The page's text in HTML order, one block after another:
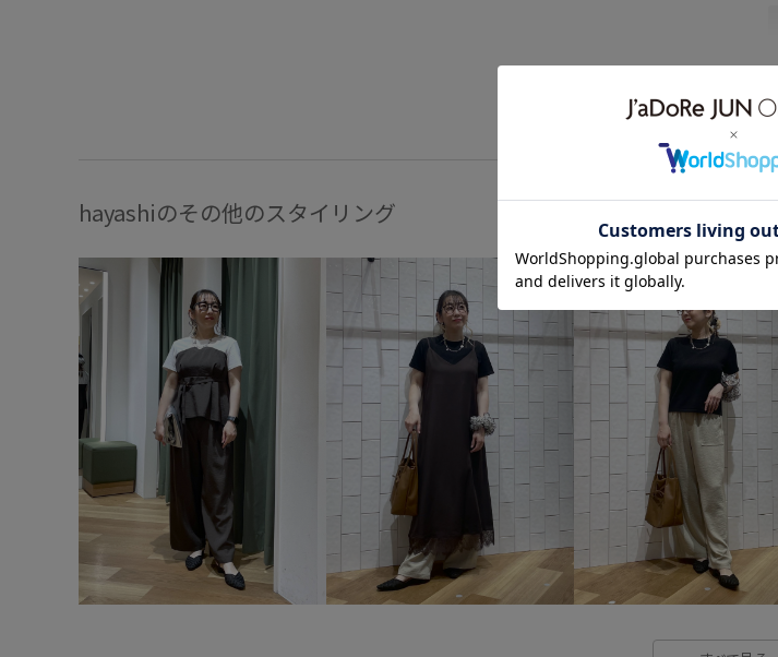
hayashiのその他のスタイリング